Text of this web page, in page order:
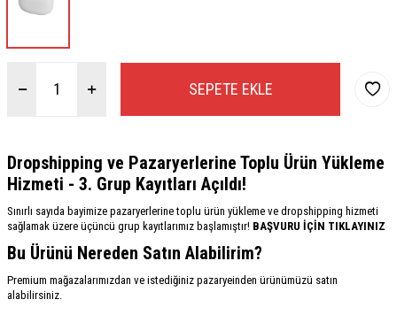
SEPETE EKLE
Dropshipping ve Pazaryerlerine Toplu Ürün Yükleme
Hizmeti - 3. Grup Kayıtları Açıldı!
Sınırlı sayıda bayimize pazaryerlerine toplu ürün yükleme ve dropshipping hizmeti
sağlamak üzere üçüncü grup kayıtlarımız başlamıştır! BAŞVURU İÇİN TIKLAYINIZ
Bu Ürünü Nereden Satın Alabilirim?
Premium mağazalarımızdan ve istediğiniz pazaryeinden ürünümüzü satın
alabilirsiniz.